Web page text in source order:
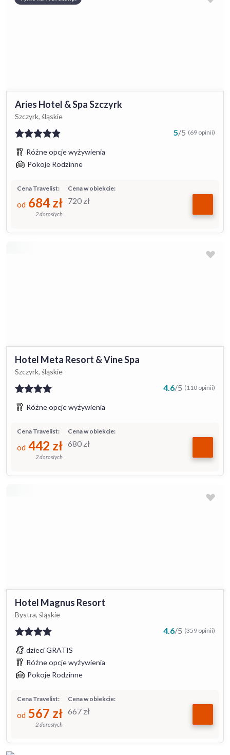
Aries Hotel & Spa Szczyrk
Szczyrk, śląskie
5/5 (69 opinii)
Różne opcje wyżywienia
Pokoje Rodzinne
Cena w obiekcie:
720 zł
Cena Travelist:
od 684 zł
2 dorosłych
Hotel Meta Resort & Vine Spa
Szczyrk, śląskie
4.6/5 (110 opinii)
Różne opcje wyżywienia
Cena w obiekcie:
680 zł
Cena Travelist:
od 442 zł
2 dorosłych
Hotel Magnus Resort
Bystra, śląskie
4.6/5 (359 opinii)
dzieci GRATIS
Różne opcje wyżywienia
Pokoje Rodzinne
Cena w obiekcie:
667 zł
Cena Travelist:
od 567 zł
2 dorosłych